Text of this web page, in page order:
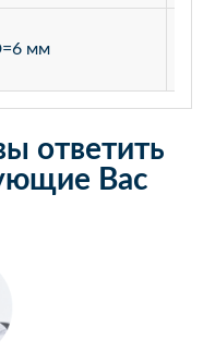
мм
ответить
Вас